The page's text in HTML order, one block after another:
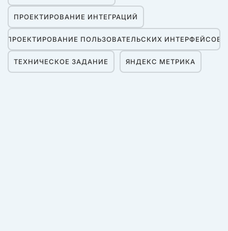
ПРОЕКТИРОВАНИЕ ИНТЕГРАЦИЙ
ПРОЕКТИРОВАНИЕ ПОЛЬЗОВАТЕЛЬСКИХ ИНТЕРФЕЙСОВ
ТЕХНИЧЕСКОЕ ЗАДАНИЕ ЯНДЕКС МЕТРИКА